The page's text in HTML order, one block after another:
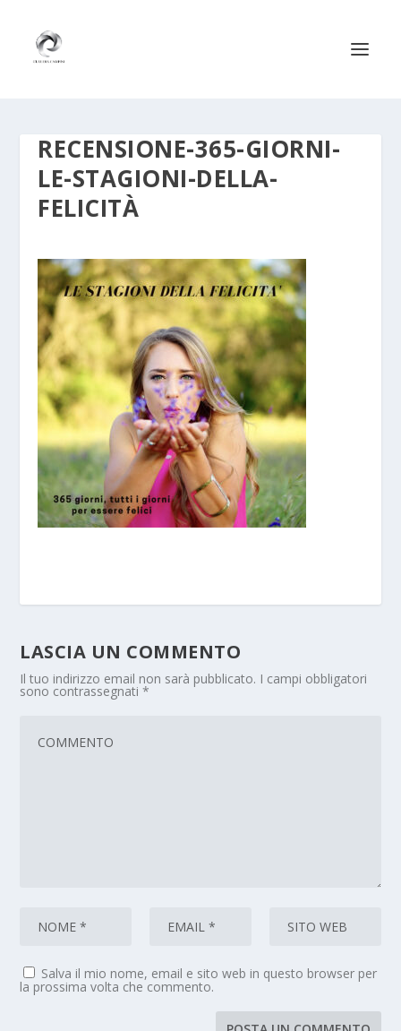
RECENSIONE-365-GIORNI-
LE-STAGIONI-DELLA-
FELICITÀ
LASCIA UN COMMENTO
Il tuo indirizzo email non sarà pubblicato. I campi obbligatori
sono contrassegnati*
Salva il mio nome, email e sito web in questo browser per
la prossima volta che commento.